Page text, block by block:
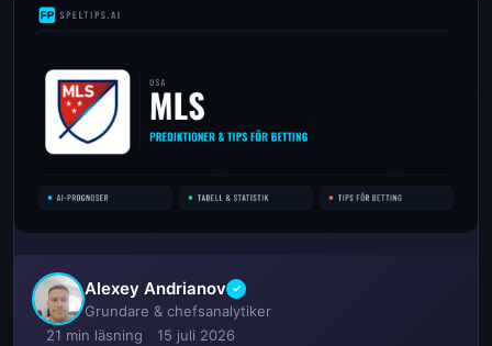
Alexey Andrianov ✓
Grundare & chefsanalytiker
21 min läsning
15 juli 2026